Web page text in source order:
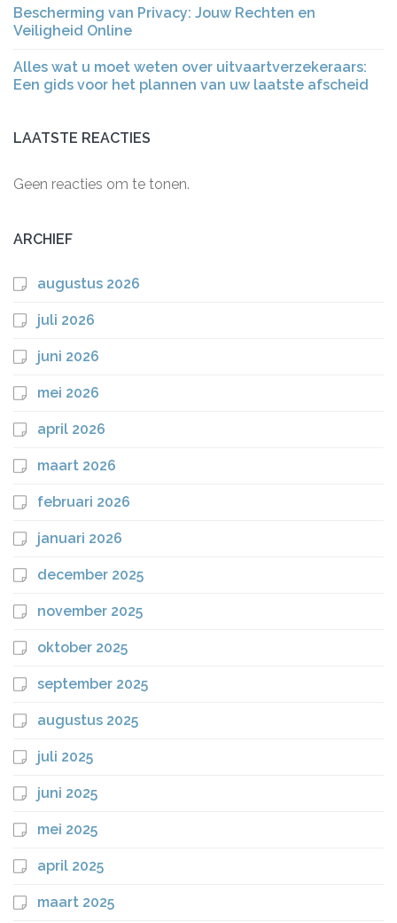
Bescherming van Privacy: Jouw Rechten en
Veiligheid Online
Alles wat u moet weten over uitvaartverzekeraars:
Een gids voor het plannen van uw laatste afscheid
LAATSTE REACTIES
Geen reacties om te tonen.
ARCHIEF
augustus 2026
juli 2026
juni 2026
mei 2026
april 2026
maart 2026
februari 2026
januari 2026
december 2025
november 2025
oktober 2025
september 2025
augustus 2025
juli 2025
juni 2025
mei 2025
april 2025
maart 2025